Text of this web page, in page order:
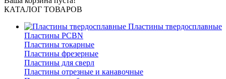
КАТАЛОГ ТОВАРОВ
Пластины твердосплавные
Пластины PCBN
Пластины токарные
Пластины фрезерные
Пластины для сверл
Пластины отрезные и канавочные